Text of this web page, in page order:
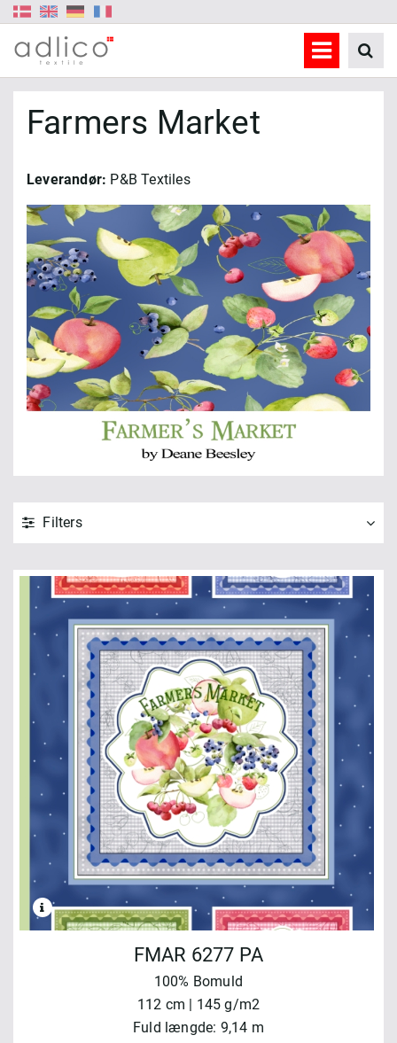
Farmers Market
Leverandør: P&B Textiles
Filters
FMAR 6277 PA
100% Bomuld
112 cm | 145 g/m2
Fuld længde: 9,14 m